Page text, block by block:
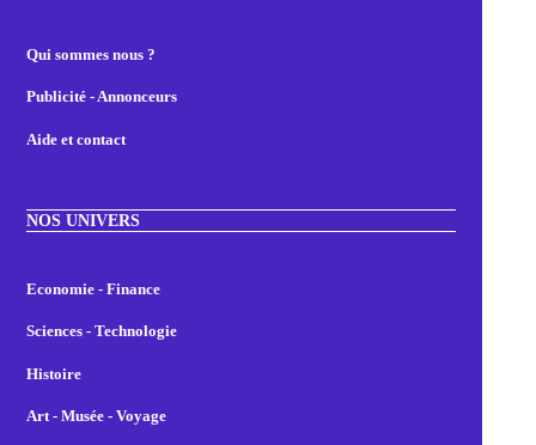
Qui sommes nous ?
Publicité - Annonceurs
Aide et contact
NOS UNIVERS
Economie - Finance
Sciences - Technologie
Histoire
Art - Musée - Voyage